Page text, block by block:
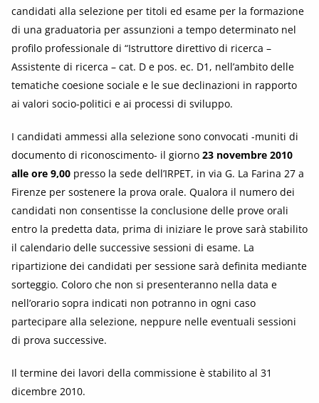
candidati alla selezione per titoli ed esame per la formazione
di una graduatoria per assunzioni a tempo determinato nel
profilo professionale di “Istruttore direttivo di ricerca –
Assistente di ricerca – cat. D e pos. ec. D1, nell’ambito delle
tematiche coesione sociale e le sue declinazioni in rapporto
ai valori socio-politici e ai processi di sviluppo.
I candidati ammessi alla selezione sono convocati -muniti di
documento di riconoscimento- il giorno 23 novembre 2010
alle ore 9,00 presso la sede dell’IRPET, in via G. La Farina 27 a
Firenze per sostenere la prova orale. Qualora il numero dei
candidati non consentisse la conclusione delle prove orali
entro la predetta data, prima di iniziare le prove sarà stabilito
il calendario delle successive sessioni di esame. La
ripartizione dei candidati per sessione sarà definita mediante
sorteggio. Coloro che non si presenteranno nella data e
nell’orario sopra indicati non potranno in ogni caso
partecipare alla selezione, neppure nelle eventuali sessioni
di prova successive.
Il termine dei lavori della commissione è stabilito al 31
dicembre 2010.